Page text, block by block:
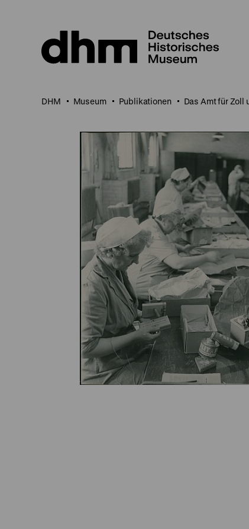
Seiteninhalt
springen
DHM Museum Publikationen Das Amt für Zoll